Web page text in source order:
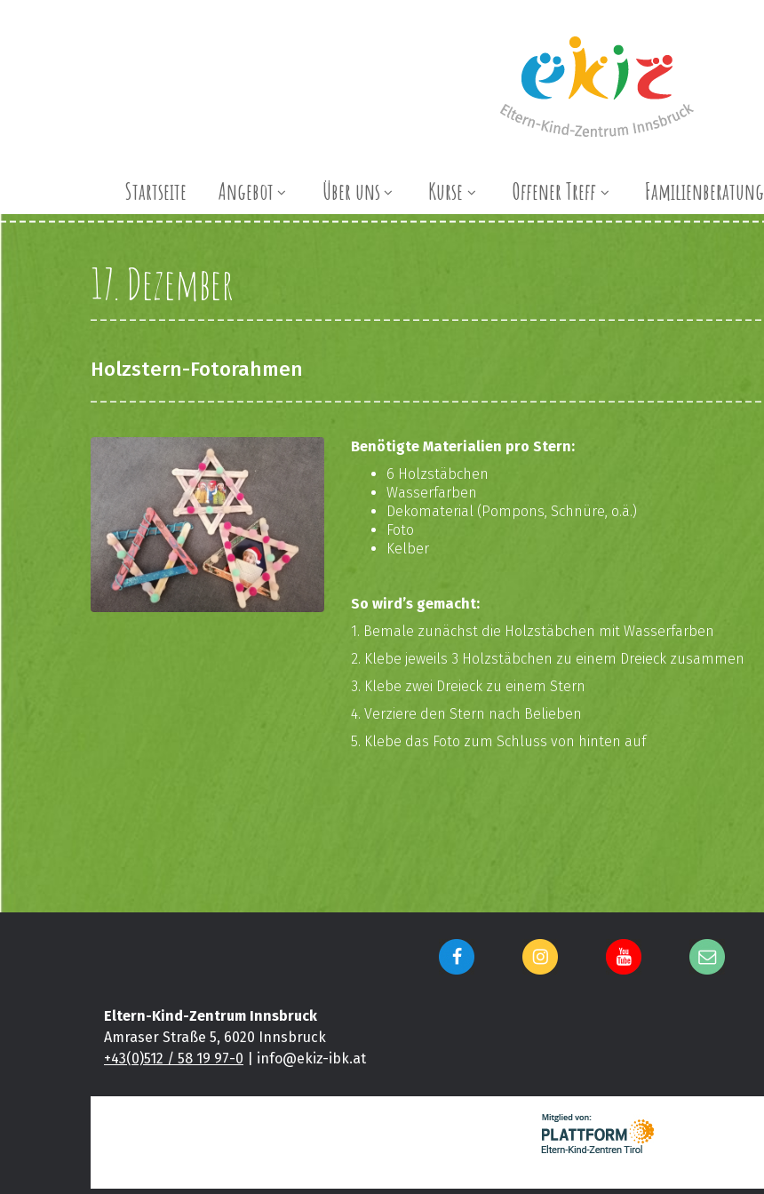
Startseite Angebot Über uns Kurse Offener Treff Familienberatung
17. Dezember
Holzstern-Fotorahmen
Benötigte Materialien pro Stern:
6 Holzstäbchen
Wasserfarben
Dekomaterial (Pompons, Schnüre, o.ä.)
Foto
Kelber
So wird’s gemacht:
1. Bemale zunächst die Holzstäbchen mit Wasserfarben
2. Klebe jeweils 3 Holzstäbchen zu einem Dreieck zusammen
3. Klebe zwei Dreieck zu einem Stern
4. Verziere den Stern nach Belieben
5. Klebe das Foto zum Schluss von hinten auf
Eltern-Kind-Zentrum Innsbruck
Amraser Straße 5, 6020 Innsbruck
+43(0)512 / 58 19 97-0 | info@ekiz-ibk.at